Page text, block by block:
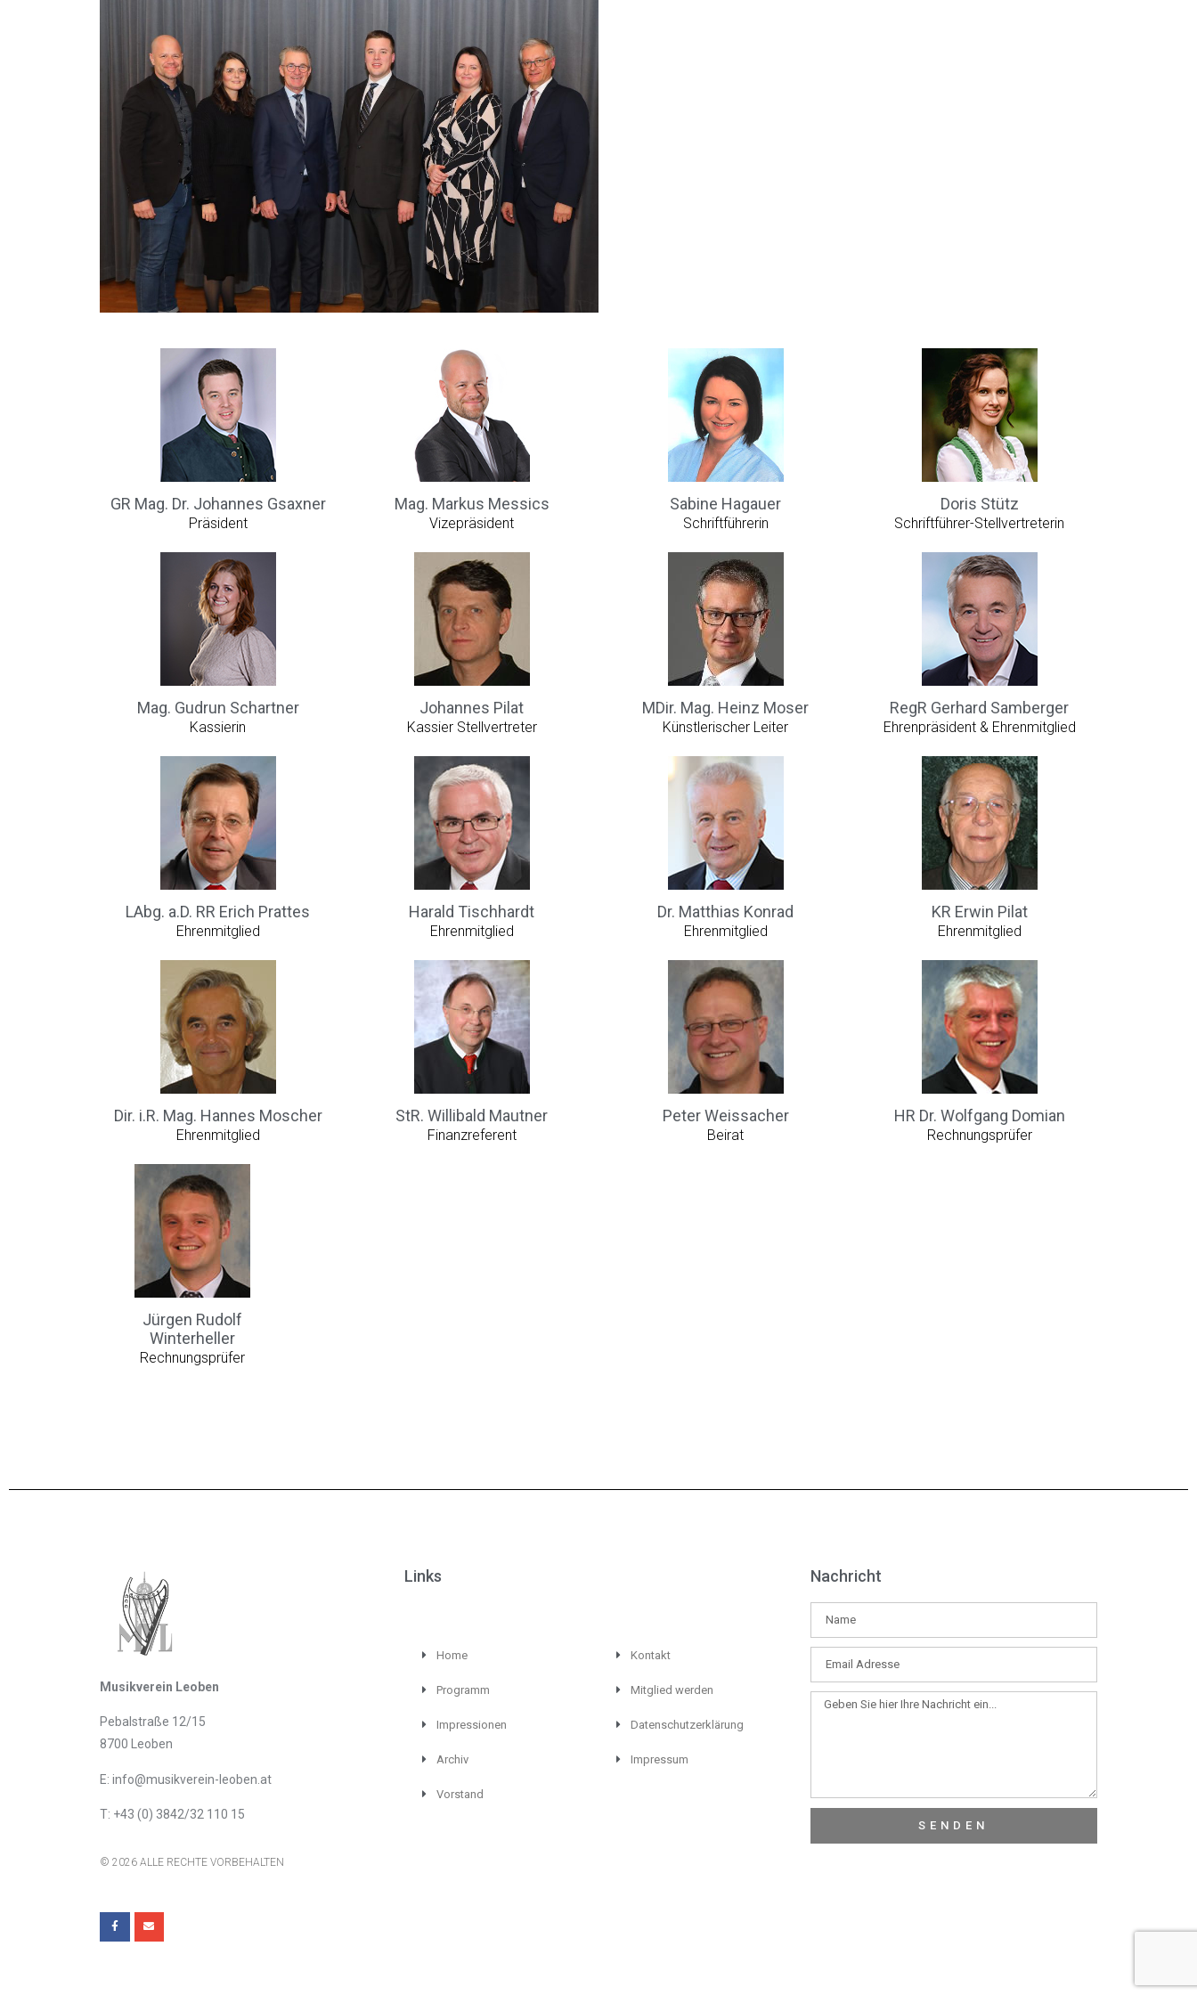
GR Mag. Dr. Johannes Gsaxner
Präsident
Mag. Markus Messics
Vizepräsident
Sabine Hagauer
Schriftführerin
Doris Stütz
Schriftführer-Stellvertreterin
Mag. Gudrun Schartner
Kassierin
Johannes Pilat
Kassier Stellvertreter
MDir. Mag. Heinz Moser
Künstlerischer Leiter
RegR Gerhard Samberger
Ehrenpräsident & Ehrenmitglied
LAbg. a.D. RR Erich Prattes
Ehrenmitglied
Harald Tischhardt
Ehrenmitglied
Dr. Matthias Konrad
Ehrenmitglied
KR Erwin Pilat
Ehrenmitglied
Dir. i.R. Mag. Hannes Moscher
Ehrenmitglied
StR. Willibald Mautner
Finanzreferent
Peter Weissacher
Beirat
HR Dr. Wolfgang Domian
Rechnungsprüfer
Jürgen Rudolf
Winterheller
Rechnungsprüfer
Musikverein Leoben
Pebalstraße 12/15
8700 Leoben
E: info@musikverein-leoben.at
T: +43 (0) 3842/32 110 15
© 2026 ALLE RECHTE VORBEHALTEN
Links
Home
Programm
Impressionen
Archiv
Vorstand
Kontakt
Mitglied werden
Datenschutzerklärung
Impressum
Nachricht
SENDEN